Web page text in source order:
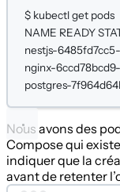
$ kubectlget pods
NAME READY
nestjs-
nginx-
postgres-
Nous avons des
Compose qui
indiquer que la
avant de retenter